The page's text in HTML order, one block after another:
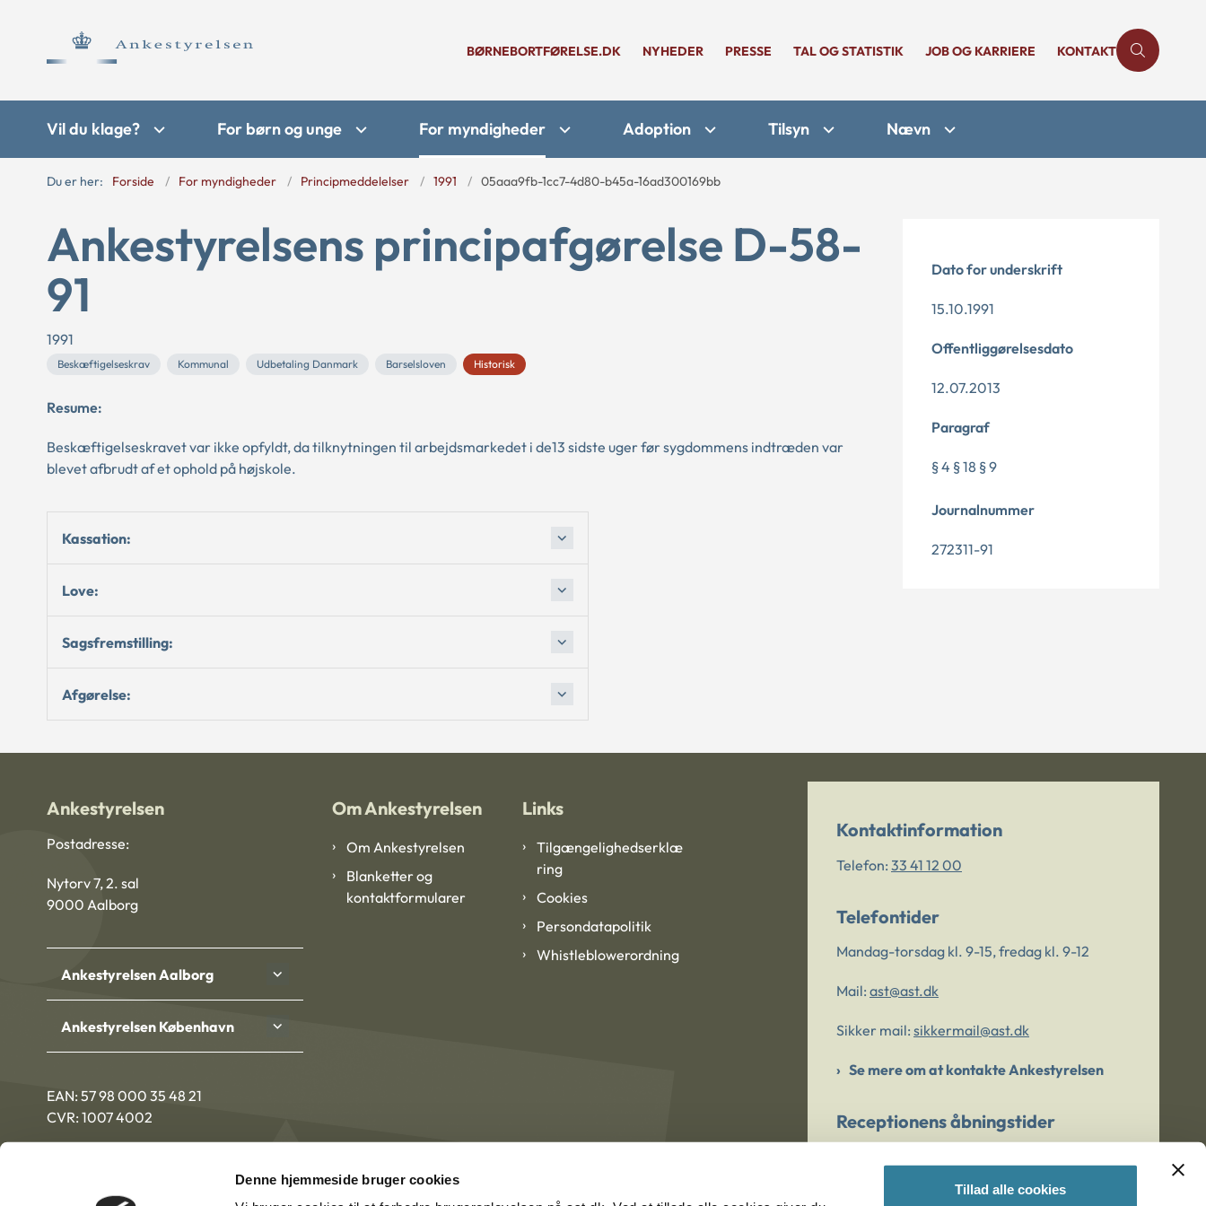
Denne hjemmeside bruger cookies
Tillad alle cookies
BØRNEBORTFØRELSE.DK NYHEDER PRESSE TAL OG STATISTIK JOB OG KARRIERE KONTAKT
Vil du klage? For børn og unge For myndigheder Adoption Tilsyn Nævn
Du er her: Forside For myndigheder Principmeddelelser 1991 05aaa9fb-1cc7-4d80-b45a-16ad300169bb
Ankestyrelsens principafgørelse D-58-
91
1991
Beskæftigelseskrav Kommunal Udbetaling Danmark Barselsloven Historisk
Resume:
Beskæftigelseskravet var ikke opfyldt, da tilknytningen til arbejdsmarkedet i de13 sidste uger før sygdommens indtræden var
blevet afbrudt af et ophold på højskole.
Kassation:
Love:
Sagsfremstilling:
Afgørelse:
Dato for underskrift
15.10.1991
Offentliggørelsesdato
12.07.2013
Paragraf
§ 4 § 18 § 9
Journalnummer
272311-91
Ankestyrelsen
Postadresse:
Nytorv 7, 2. sal
9000 Aalborg
Ankestyrelsen Aalborg
Ankestyrelsen København
EAN: 57 98 000 35 48 21
CVR: 1007 4002
Om Ankestyrelsen
Om Ankestyrelsen
Blanketter og
kontaktformularer
Links
Tilgængelighedserklæ
ring
Cookies
Persondatapolitik
Whistleblowerordning
Kontaktinformation
Telefon: 33 41 12 00
Telefontider
Mandag-torsdag kl. 9-15, fredag kl. 9-12
Mail: ast@ast.dk
Sikker mail: sikkermail@ast.dk
Se mere om at kontakte Ankestyrelsen
Receptionens åbningstider